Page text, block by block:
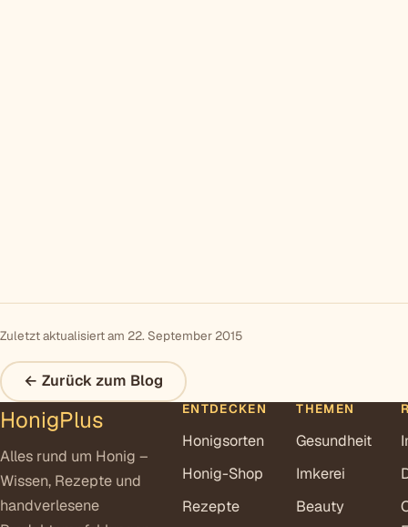
Zuletzt aktualisiert am 22. September 2015
← Zurück zum Blog
HonigPlus
Alles rund um Honig –
Wissen, Rezepte und
handverlesene
ENTDECKEN
Honigsorten
Honig-Shop
Rezepte
THEMEN
Gesundheit
Imkerei
Beauty